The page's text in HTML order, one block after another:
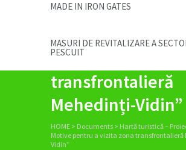
MADE IN IRON GATES
MASURI DE REVITALIZARE A
PESCUIT
Hartă turistică –
Proiectul „6
pentru a vizita
transfrontalieră
Mehedinți-Vidin”
HOME > Documents > Hartă turistică –
Motive pentru a vizita zona transfrontalieră
Vidin”